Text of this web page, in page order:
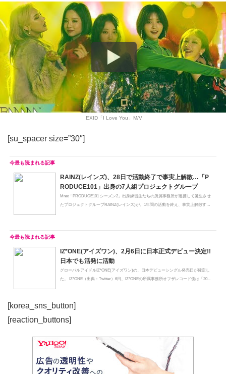
EXID「I Love You」M/V
[su_spacer size=”30″]
RAINZ(レインズ)、28日で活動終了で事実上解散…「P
RODUCE101」出身の7人組プロジェクトグループ
Mnet「PRODUCE101 シーズン2」出身練習生たちの所属事務所が連携して誕生させ
たプロジェクトグループRAINZ(レインズ)が、1年間の活動を終え、事実上解散す
IZ*ONE(アイズワン)、2月6日に日本正式デビュー決定!!
日本でも活発に活動
グローバルアイドルIZ*ONE(アイズワン)の、日本デビューシングル発売日が確定し
た。 IZ*ONE（出典：Twitter）6日、IZ*ONEの所属事務所オフザレコード側は「20...
[korea_sns_button]
[reaction_buttons]